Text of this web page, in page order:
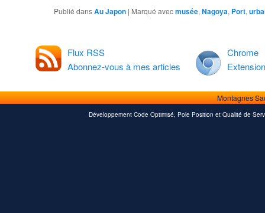
Publié dansAu Japon | Marqué avecmusée,Nagoya, Port,
Flux RSS
Abonnez-vous à mes articles
Chrome
Montagnes
Développement Code Optimisé, Pole Position et Qualité de